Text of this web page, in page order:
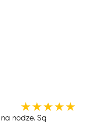
★★★★★
nodze. Są